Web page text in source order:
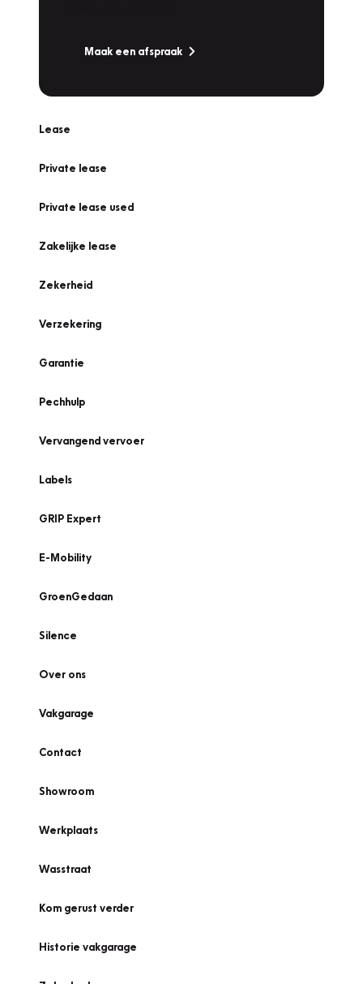
Maak een afspraak
Lease
Private lease
Private lease used
Zakelijke lease
Zekerheid
Verzekering
Garantie
Pechhulp
Vervangend vervoer
Labels
GRIP Expert
E-Mobility
GroenGedaan
Silence
Over ons
Vakgarage
Contact
Showroom
Werkplaats
Wasstraat
Kom gerust verder
Historie vakgarage